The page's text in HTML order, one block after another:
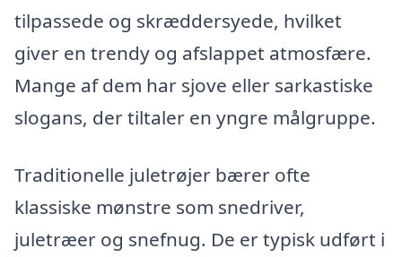
tilpassede og skræddersyede, hvilket
giver en trendy og afslappet atmosfære.
Mange af dem har sjove eller sarkastiske
slogans, der tiltaler en yngre målgruppe.
Traditionelle juletrøjer bærer ofte
klassiske mønstre som snedriver,
juletræer og snefnug. De er typisk udført i